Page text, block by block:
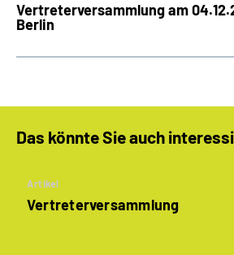
Vertreterversammlung am
Berlin
Das könnte Sie auch
Artikel
Vertreterversammlung